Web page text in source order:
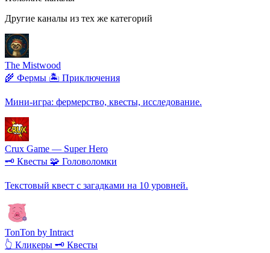
Другие каналы из тех же категорий
The Mistwood
🌾 Фермы 🏝️ Приключения
Мини-игра: фермерство, квесты, исследование.
Crux Game — Super Hero
🗝️ Квесты 🧩 Головоломки
Текстовый квест с загадками на 10 уровней.
TonTon by Intract
👆 Кликеры 🗝️ Квесты